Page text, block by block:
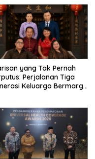
yang Tak Pernah
Perjalanan Tiga
Keluarga Bermarga